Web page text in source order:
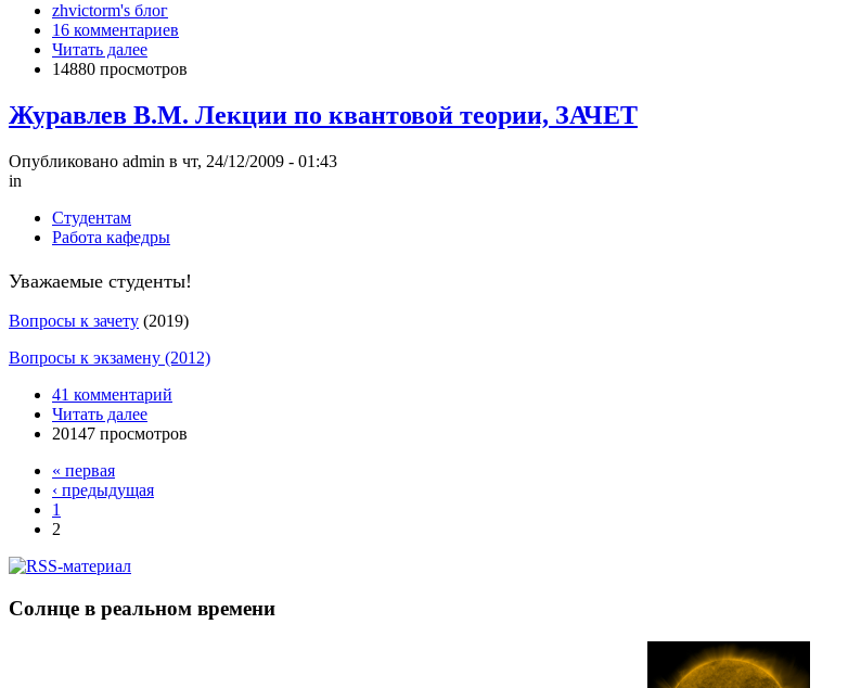
zhvictorm's блог
16 комментариев
Читать далее
14880 просмотров
Журавлев В.М. Лекции по квантовой теории, ЗАЧЕТ
Опубликовано admin в чт, 24/12/2009 - 01:43
in
Студентам
Работа кафедры
Уважаемые студенты!
Вопросы к зачету (2019)
Вопросы к экзамену (2012)
41 комментарий
Читать далее
20147 просмотров
« первая
‹ предыдущая
1
2
Солнце в реальном времени